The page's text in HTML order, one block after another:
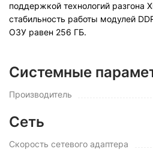
поддержкой технологий разгона
стабильность работы модулей
ОЗУ равен 256 ГБ.
Системные
Производитель
Сеть
Скорость сетевого адаптера